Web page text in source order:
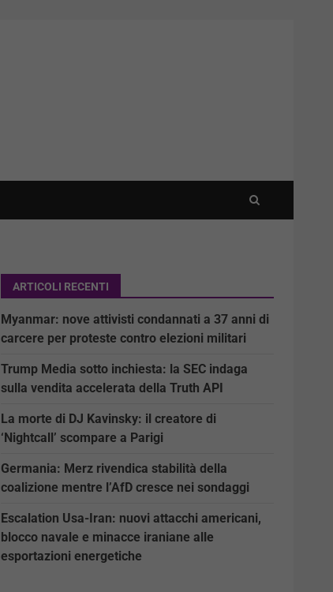
ARTICOLI RECENTI
Myanmar: nove attivisti condannati a 37 anni di
carcere per proteste contro elezioni militari
Trump Media sotto inchiesta: la SEC indaga
sulla vendita accelerata della Truth API
La morte di DJ Kavinsky: il creatore di
‘Nightcall’ scompare a Parigi
Germania: Merz rivendica stabilità della
coalizione mentre l’AfD cresce nei sondaggi
Escalation Usa-Iran: nuovi attacchi americani,
blocco navale e minacce iraniane alle
esportazioni energetiche